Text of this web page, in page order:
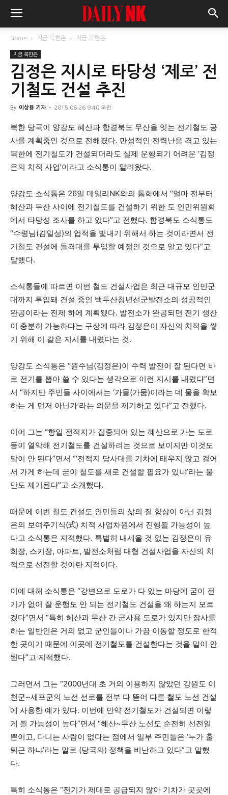
Home 지금 북한은 지금 북한은
지금 북한은
김정은 지시로 타당성 ‘제로’ 전
기철도 건설 추진
By 이상용 기자 - 2015.06.26 9:40 오전
북한 당국이 양강도 혜산과 함경북도 무산을 잇는 전기철도 공
사를 계획중인 것으로 전해졌다. 만성적인 전력난을 겪고 있는
북한에 전기철도가 건설되더라도 실제 운행되기 어려운 ‘김정
은의 치적 사업’이라고 소식통이 알려왔다.
양강도 소식통은 26일 데일리NK와의 통화에서 “얼마 전부터
혜산과 무산 사이에 전기철도를 건설하기 위한 도 인민위원회
에서 타당성 조사를 하고 있다”고 전했다. 함경북도 소식통도
“수령님(김일성)의 업적을 빛내기 위해서 하는 것이라면서 전
기철도 건설에 돌격대를 투입할 예정인 것으로 알고 있다”고
말했다.
소식통들에 따르면 이번 철도 건설사업은 최근 대규모 인민군
대까지 투입돼 건설 중인 백두산청년선군발전소의 성공적인
완공이라는 전제 하에 계획됐다. 발전소가 완공되면 전기 생산
이 충분히 가능하다는 구상에 따라 김정은이 자신의 치적을 쌓
기 위해 이 같은 지시를 내렸다는 것.
양강도 소식통은 “원수님(김정은)이 수력 발전이 잘 된다면 바
로 전기를 뽑아 쓸 수 있다는 생각으로 이런 지시를 내렸다”면
서 “하지만 주민들 사이에서는 ‘가물(가뭄)이라는 데 물을 확보
하는 게 먼저 아닌가’라는 의문을 제기하고 있다”고 전했다.
이어 그는 “항일 전적지가 집중되어 있는 혜산으로 가는 도로
등이 열악해 전기철도를 건설하려는 것으로 보이지만 이것도
말이 안 된다”면서 “‘전적지 답사대를 기차에 태우지 않고 걸어
서 가게 하는데 굳이 철도를 새로 건설할 필요가 있냐’라는 불
만도 제기된다”고 소개했다.
때문에 이번 철도 건설도 인민들의 삶의 질 향상이 아닌 김정
은의 보여주기식(式) 치적 사업차원에서 진행될 가능성이 높
다고 소식통은 지적했다. 특별히 내세울 것 없는 김정은이 유
희장, 스키장, 아파트, 발전소처럼 대형 건설사업을 자신의 치
적으로 선전할 것이란 지적이다.
이에 대해 소식통은 “강변으로 도로가 다 있는 마당에 굳이 전
기가 없어 잘 운행도 안 되는 전기철도 건설을 왜 하는지 모르
겠다”면서 “특히 혜산과 무산 간 군사용 도로가 있지만 장사를
하는 일반인은 거의 없고 군인들이나 가끔 이동할 정도로 한적
한 곳이기 때문에 이곳에 전기철도를 건설한다는 것을 말이 안
된다”고 지적했다.
그러면서 그는 “2000년대 초 거의 이용하지 않았던 강원도 이
천군~세포군의 노선 선로를 전부 다 뜯어 다른 철도 노선 건설
에 사용한 예가 있다. 이번에 만약 전기철도가 건설되면 이렇
게 될 가능성이 높다”면서 “혜산~무산 노선도 순전히 선전일
뿐이고, 다니는 사람이 없다는 점에서 일부 주민들은 ‘누가 출
퇴근 하냐’라는 말로 (당국의) 정책을 비난하고 있다”고 말했
다.
특히 소식통은 “전기가 제대로 공급되지 않아 기차가 곳곳에